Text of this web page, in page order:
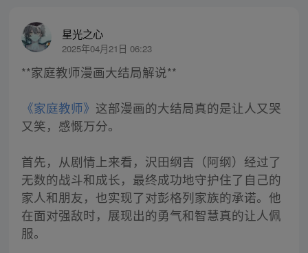
星光之心
2025年04月21日 06:23
**家庭教师漫画大结局解说**
《家庭教师》 这部漫画的大结局真的是让人又哭
又笑，感慨万分。
首先，从剧情上来看，沢田纲吉（阿纲）经过了
无数的战斗和成长，最终成功地守护住了自己的
家人和朋友，也实现了对彭格列家族的承诺。他
在面对强敌时，展现出的勇气和智慧真的让人佩
服。